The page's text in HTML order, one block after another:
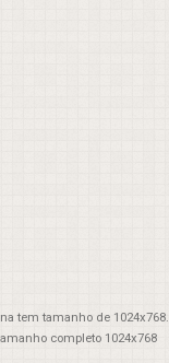
tem tamanho de 1024x768.
completo 1024x768